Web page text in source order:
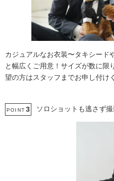
カジュアルなお衣装〜タキシード
と幅広くご用意！サイズが数に限
望の方はスタッフまでお申し付け
POINT 3 ソロショットも逃さず撮